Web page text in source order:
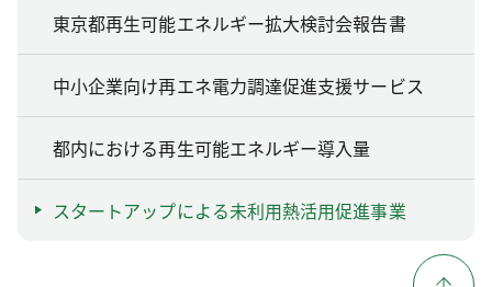
東京都再生可能エネルギー拡大検討会報告書
中小企業向け再エネ電力調達促進支援サービス
都内における再生可能エネルギー導入量
スタートアップによる未利用熱活用促進事業